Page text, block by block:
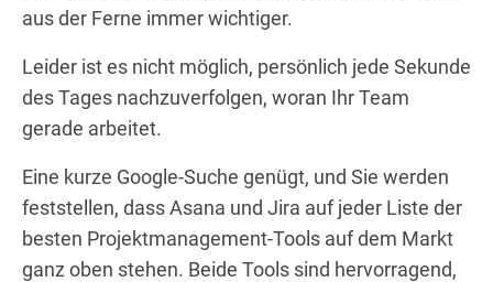
aus der Ferne immer wichtiger.
Leider ist es nicht möglich, persönlich jede Sekunde
des Tages nachzuverfolgen, woran Ihr Team
gerade arbeitet.
Eine kurze Google-Suche genügt, und Sie werden
feststellen, dass Asana und Jira auf jeder Liste der
besten Projektmanagement-Tools auf dem Markt
ganz oben stehen. Beide Tools sind hervorragend,